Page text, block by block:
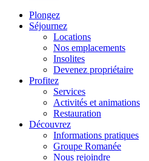
Plongez
Séjournez
Locations
Nos emplacements
Insolites
Devenez propriétaire
Profitez
Services
Activités et animations
Restauration
Découvrez
Informations pratiques
Groupe Romanée
Nous rejoindre